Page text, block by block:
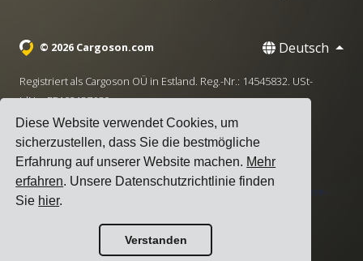
Diese Website verwendet Cookies, um
sicherzustellen, dass Sie die bestmögliche
Erfahrung auf unserer Website machen. Mehr
erfahren. Unsere Datenschutzrichtlinie finden
Sie hier.
Verstanden
© 2026 Cargoson.com Deutsch
Registriert als Cargoson OÜ in Estland. Reg.-Nr.: 14545832. USt-
IdNr.: EE102137680.
Hauptsitz: Pärnu mnt. 141, 11314 Tallinn, Estland
·hello@cargoson.com
Nutzungsbedingungen
Cookie-
Richtlinie